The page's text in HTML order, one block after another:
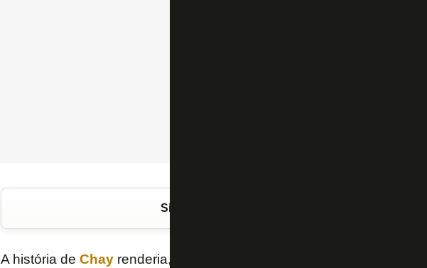
Siga o FogãoNET
A história de Chayrenderia, no mínimo, um bom filme. O atacante,